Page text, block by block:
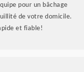
pour un bâchage
de votre domicile.
et fiable!